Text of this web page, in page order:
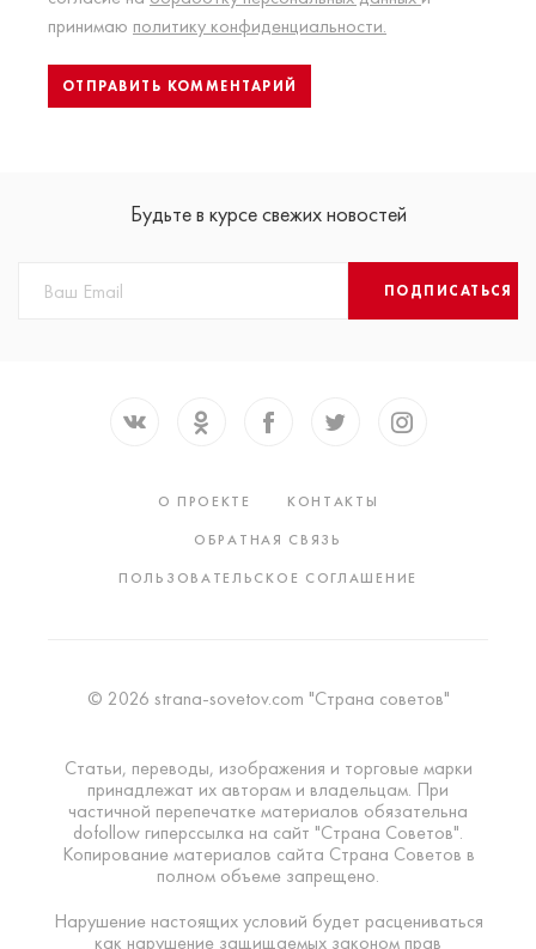
принимаю политику конфиденциальности.
Будьте в курсе свежих новостей
ПОДПИСАТЬСЯ
О ПРОЕКТЕ
КОНТАКТЫ
ОБРАТНАЯ СВЯЗЬ
ПОЛЬЗОВАТЕЛЬСКОЕ СОГЛАШЕНИЕ
© 2026 strana-sovetov.com "Страна советов"
Статьи, переводы, изображения и торговые марки
принадлежат их авторам и владельцам. При
частичной перепечатке материалов обязательна
dofollow гиперссылка на сайт "Страна Советов".
Копирование материалов сайта Страна Советов в
полном объеме запрещено.
Нарушение настоящих условий будет расцениваться
как нарушение защищаемых законом прав